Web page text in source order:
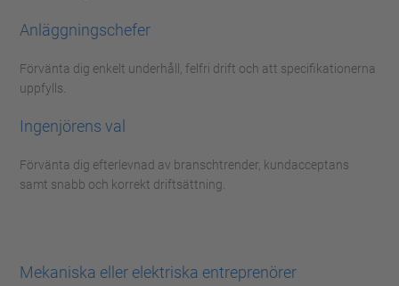
Anläggningschefer
Förvänta dig enkelt underhåll, felfri drift och att specifikationerna
uppfylls.
Ingenjörens val
Förvänta dig efterlevnad av branschtrender, kundacceptans
samt snabb och korrekt driftsättning.
Mekaniska eller elektriska entreprenörer